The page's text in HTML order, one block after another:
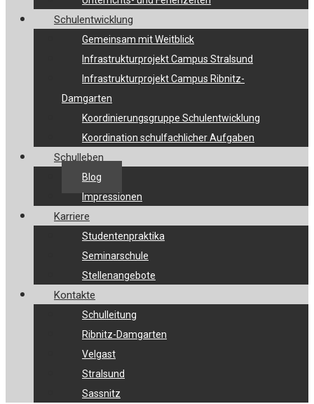
Schulentwicklung
Gemeinsam mit Weitblick
Infrastrukturprojekt Campus Stralsund
Infrastrukturprojekt Campus Ribnitz-
Damgarten
Koordinierungsgruppe Schulentwicklung
Koordination schulfachlicher Aufgaben
Schulleben
Blog
Impressionen
Karriere
Studentenpraktika
Seminarschule
Stellenangebote
Kontakte
Schulleitung
Ribnitz-Damgarten
Velgast
Stralsund
Sassnitz